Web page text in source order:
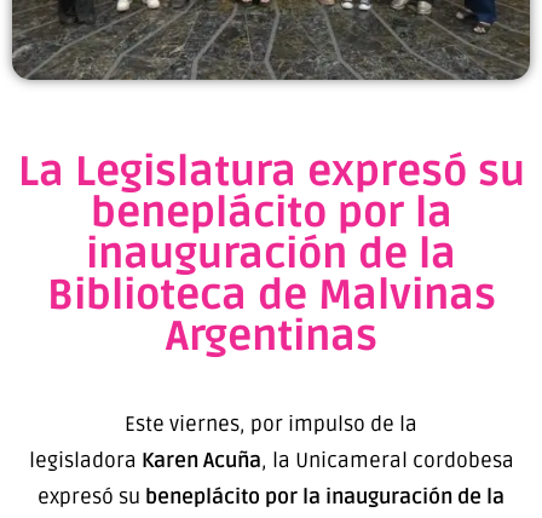
La Legislatura expresó su
beneplácito por la
inauguración de la
Biblioteca de Malvinas
Argentinas
Este viernes, por impulso de la
legisladora KarenAcuña, la Unicameral cordobesa
expresó su beneplácito por la inauguración de la